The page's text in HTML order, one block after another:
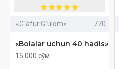
«G`afur G`ulom» 770
«Bolalar uchun 40 hadis»
15 000 сўм